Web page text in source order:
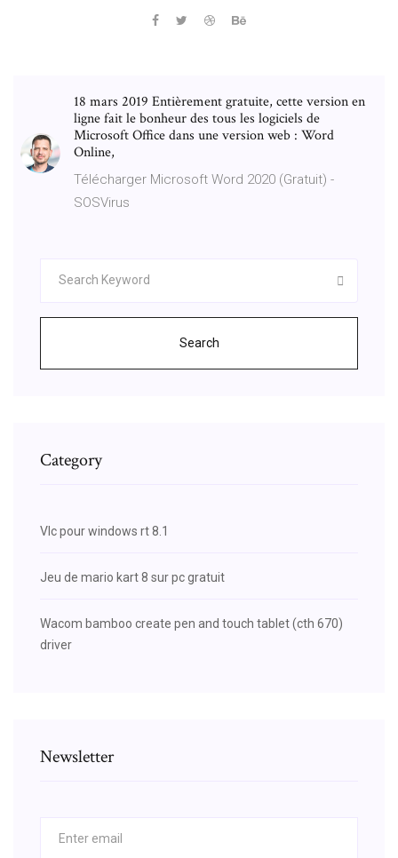
18 mars 2019 Entièrement gratuite, cette version en
ligne fait le bonheur des tous les logiciels de
Microsoft Office dans une version web : Word
Online,
Télécharger Microsoft Word 2020 (Gratuit) -
SOSVirus
Search
Category
Vlc pour windows rt 8.1
Jeu de mario kart 8 sur pc gratuit
Wacom bamboo create pen and touch tablet (cth 670)
driver
Newsletter